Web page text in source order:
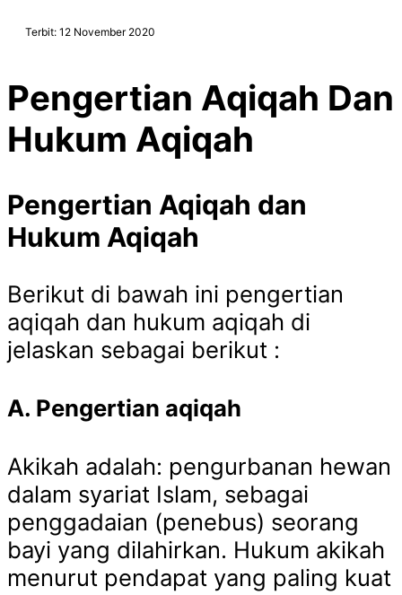
Terbit: 12 November 2020
Pengertian Aqiqah Dan
Hukum Aqiqah
Pengertian Aqiqah dan
Hukum Aqiqah
Berikut di bawah ini pengertian
aqiqah dan hukum aqiqah di
jelaskan sebagai berikut :
A. Pengertian aqiqah
Akikah adalah: pengurbanan hewan
dalam syariat Islam, sebagai
penggadaian (penebus) seorang
bayi yang dilahirkan. Hukum akikah
menurut pendapat yang paling kuat